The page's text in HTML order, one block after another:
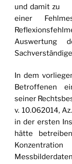
und damit zu
einer
Auswertung
In dem
Betroffenen
seiner
v. 10.062014,
in der ersten
hätte